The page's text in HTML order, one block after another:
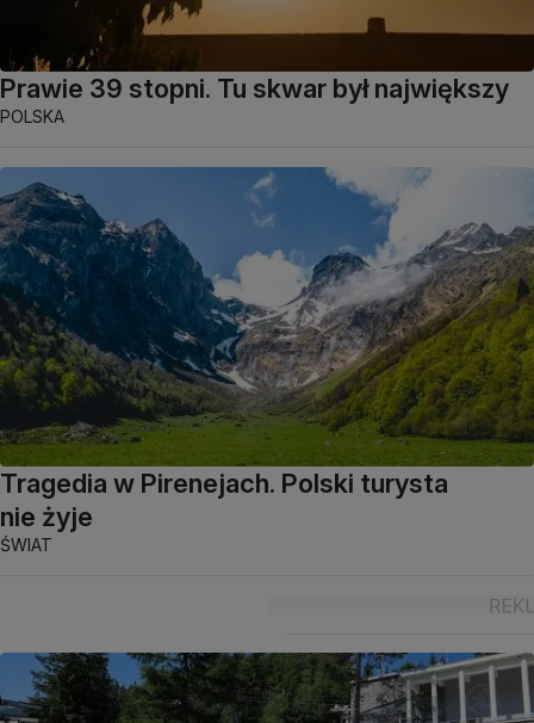
Prawie 39 stopni. Tu skwar był największy
POLSKA
Tragedia w Pirenejach. Polski turysta
nie żyje
ŚWIAT